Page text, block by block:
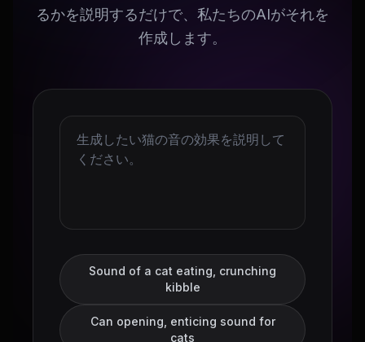
るかを説明するだけで、私たちのAIがそれを
作成します。
Sound of a cat eating, crunching
kibble
Can opening, enticing sound for
cats